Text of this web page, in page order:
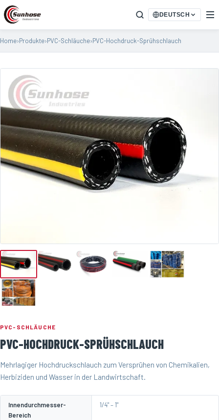
DEUTSCH
Home›Produkte›PVC-Schläuche›PVC-Hochdruck-Sprühschlauch
PVC-SCHLÄUCHE
PVC-HOCHDRUCK-SPRÜHSCHLAUCH
Mehrlagiger Hochdruckschlauch zum Versprühen von Chemikalien,
Herbiziden und Wasser in der Landwirtschaft.
Innendurchmesser-
Bereich
1/4" – 1"